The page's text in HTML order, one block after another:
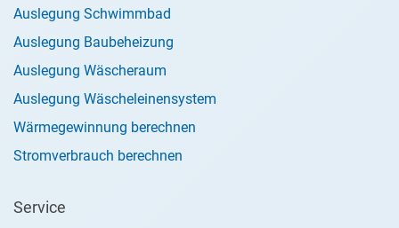
Auslegung Schwimmbad
Auslegung Baubeheizung
Auslegung Wäscheraum
Auslegung Wäscheleinensystem
Wärmegewinnung berechnen
Stromverbrauch berechnen
Service